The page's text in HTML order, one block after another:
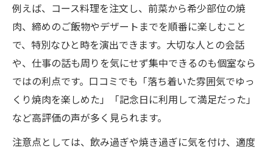
例えば、コース料理を注文し、前菜から希少部位の焼
肉、締めのご飯物やデザートまでを順番に楽しむこと
で、特別なひと時を演出できます。大切な人との会話
や、仕事の話も周りを気にせず集中できるのも個室なら
ではの利点です。口コミでも「落ち着いた雰囲気でゆっ
くり焼肉を楽しめた」「記念日に利用して満足だった」
など高評価の声が多く見られます。
注意点としては、飲み過ぎや焼き過ぎに気を付け、適度